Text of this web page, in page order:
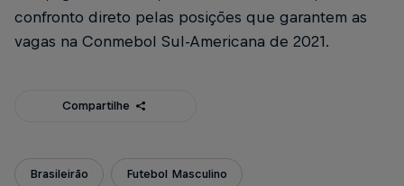
confronto direto pelas posições que garantem as
vagas na Conmebol Sul-Americana de 2021.
Compartilhe
Brasileirão Futebol Masculino